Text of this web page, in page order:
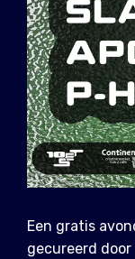
Een gratis
gecureerd door